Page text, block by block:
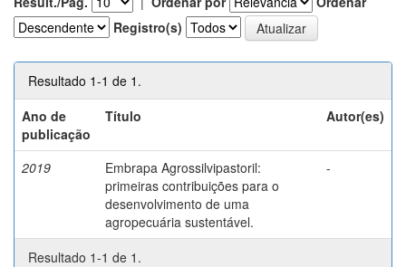
Registro(s)
Resultado 1-1 de 1.
Ano de
publicação
Título Autor(es)
2019
Embrapa Agrossilvipastoril:
primeiras contribuições para o
desenvolvimento de uma
agropecuária sustentável.
-
Resultado 1-1 de 1.